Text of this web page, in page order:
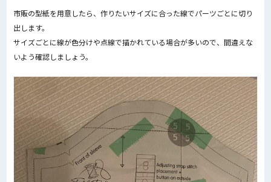
市販の型紙を用意したら、 作りたいサイズに合った線でパーツごとに切り
出します。
サイズごとに線が色分けや点線で描かれている場合が多いので、 間違えな
いよう確認しましょう。